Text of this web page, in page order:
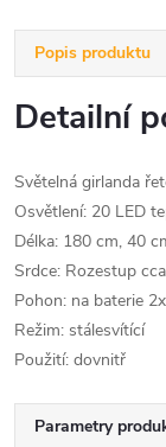
Popis produktu
Detailní
Světelná girlanda
Osvětlení: 20 LED
Délka: 180 cm, 40
Srdce: Rozestup
Pohon: na baterie
Režim: stálesvítící
Použití: dovnitř
Parametry